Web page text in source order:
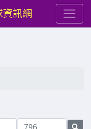
訊網